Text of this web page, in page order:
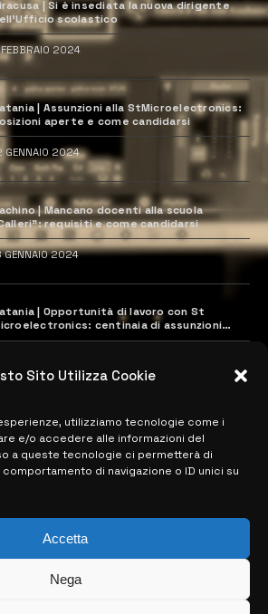
Sito Utilizza Cookie
utilizziamo tecnologie come i
e/o accedere alle informazioni del
a queste tecnologie ci permetterà di
di navigazione o ID unici su
Accetta
Nega
| Si è insediata la nuova dirigente
scolastico
2024
| Assunzioni alla StMicroelectronics:
aperte e come candidarsi
GENNAIO 2024
| Mancano docenti alla scuola
requisiti e come candidarsi
GENNAIO 2024
| Opportunità di lavoro con St
centinaia di assunzioni